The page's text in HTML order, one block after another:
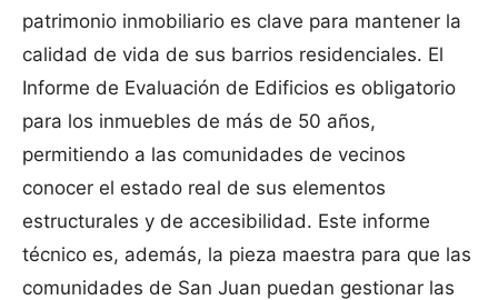
patrimonio inmobiliario es clave para mantener la
calidad de vida de sus barrios residenciales. El
Informe de Evaluación de Edificios es obligatorio
para los inmuebles de más de 50 años,
permitiendo a las comunidades de vecinos
conocer el estado real de sus elementos
estructurales y de accesibilidad. Este informe
técnico es, además, la pieza maestra para que las
comunidades de San Juan puedan gestionar las